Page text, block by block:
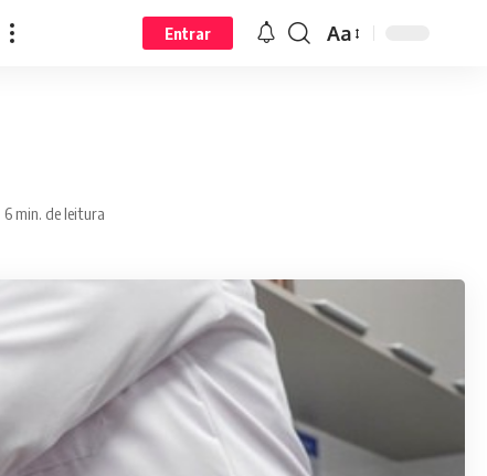
Entrar Aa
6 min. de leitura